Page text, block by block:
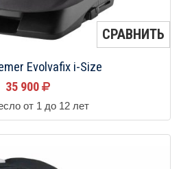
СРАВНИТЬ
Evolvafix i-Size
35 900
от 1 до 12 лет